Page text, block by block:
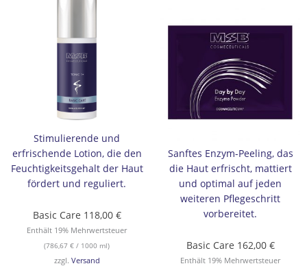
Stimulierende und
erfrischende Lotion, die den
Feuchtigkeitsgehalt der Haut
fördert und reguliert.
Basic Care 118,00 €
Enthält 19% Mehrwertsteuer
(786,67 € / 1000 ml)
zzgl. Versand
Sanftes Enzym-Peeling, das
die Haut erfrischt, mattiert
und optimal auf jeden
weiteren Pflegeschritt
vorbereitet.
Basic Care 162,00 €
Enthält 19% Mehrwertsteuer